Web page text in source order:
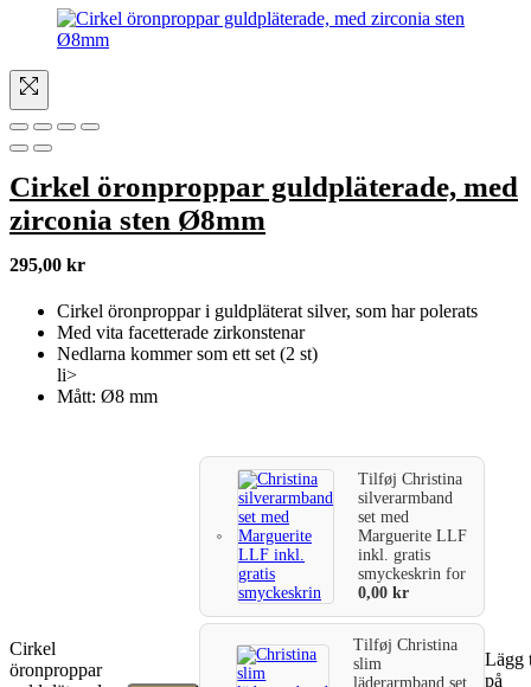
Cirkel öronproppar guldpläterade, med
zirconia sten Ø8mm
295,00 kr
Cirkel öronproppar i guldpläterat silver, som har polerats
Med vita facetterade zirkonstenar
Nedlarna kommer som ett set (2 st)
li>
Mått: Ø8 mm
Cirkel
öronproppar
TilføjChristina
silverarmband
set med
Marguerite LLF
inkl. gratis
smyckeskrinfor
0,00kr
TilføjChristina
slim
läderarmband set
Lägg
på